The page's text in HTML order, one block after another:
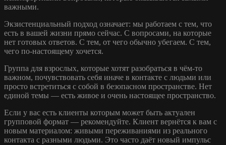
важными.
Экзистенциальный подход означает: мы работаем с тем, что
есть в вашей жизни прямо сейчас. С вопросами, на которые
нет готовых ответов. С тем, от чего обычно убегаем. С тем,
чего по-настоящему хочется.
Группа для взрослых, которые хотят разобраться в чём-то
важном, почувствовать себя иначе в контакте с людьми или
просто встретиться с собой в безопасном пространстве. Нет
единой темы — есть живое и очень настоящее пространство.
Если у вас есть клиенты которым может быть актуален
групповой формат — рекомендуйте. Клиент вернётся к вам с
новым материалом: живыми переживаниями из реального
контакта с разными людьми. Это часто даёт новый импульс